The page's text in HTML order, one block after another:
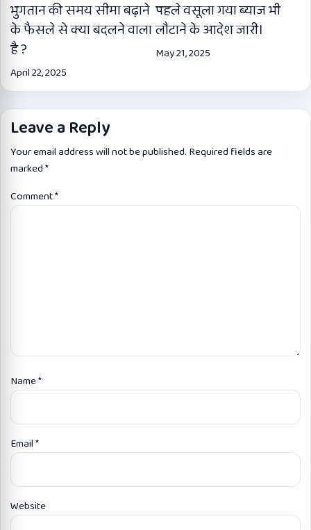
भुगतान की समय सीमा बढ़ाने
के फैसले से क्या बदलने वाला
है ?
April 22, 2025
पहले वसूला गया ब्याज भी
लौटाने के आदेश जारी।
May 21, 2025
Leave a Reply
Your email address will not be published. Required fields are
marked*
Comment*
Name*
Email*
Website